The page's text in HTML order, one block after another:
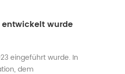
entwickelt wurde
eingeführt wurde. In
dem